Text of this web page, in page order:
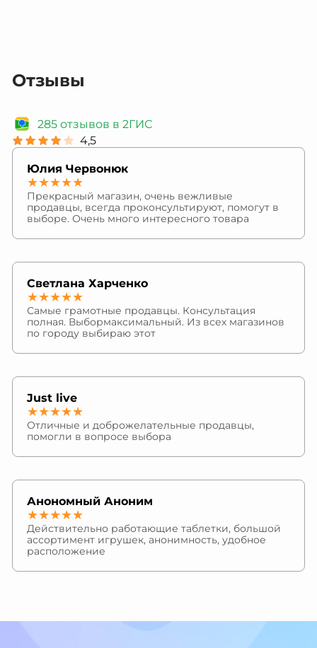
Отзывы
285 отзывов в 2ГИС
4,5
Юлия Червонюк
★★★★★
Прекрасный магазин, очень вежливые
продавцы, всегда проконсультируют, помогут в
выборе. Очень много интересного товара
Светлана Харченко
★★★★★
Самые грамотные продавцы. Консультация
полная. Выбормаксимальный. Из всех магазинов
по городу выбираю этот
Just live
★★★★★
Отличные и доброжелательные продавцы,
помогли в вопросе выбора
Анономный Аноним
★★★★★
Действительно работающие таблетки, большой
ассортимент игрушек, анонимность, удобное
расположение